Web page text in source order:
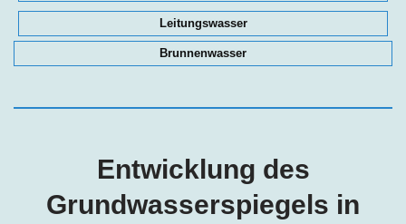
Leitungswasser
Brunnenwasser
Entwicklung des
Grundwasserspiegels in